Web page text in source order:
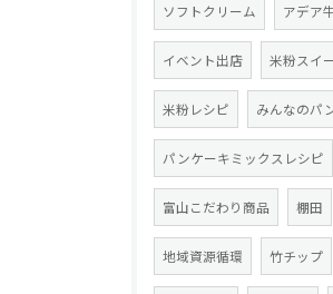
ソフトクリーム アデア
イベント出店 米粉スイ
米粉レシピ みんなのパ
パンケーキミックスレシピ
富山こだわり商品 棚田
地域資源循環 竹チップ